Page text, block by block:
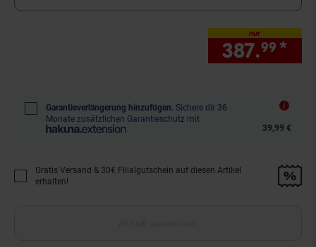
nur
387.99 *
Garantieverlängerung hinzufügen. Sichere dir 36
Monate zusätzlichen Garantieschutz mit
39,99 €
Promotion "Gratis Versand &amp; 30€ Filialgutschein auf diesen Artikel
Gratis Versand & 30€ Filialgutschein auf diesen Artikel
erhalten!